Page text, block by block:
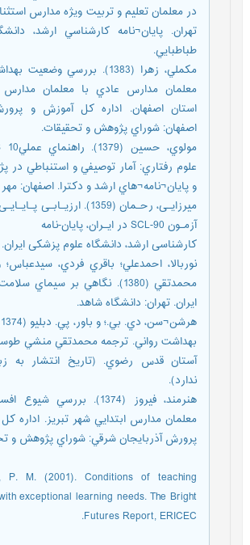
در معلمان تعليم و تربيت ويژه مدارس
تهران. پايان¬نامه كارشناسي ارشد،
طباطبایي.
مكملي، زهرا (1383). بررسي وضعيت
معلمان مدارس عادي با معلمان مدارس
استان اصفهان. اداره كل آموزش و
اصفهان: شوراي پژوهش و تحقيقات.
علوم رفتاري: آمار توصيفي و استنباطي در
و پايان¬نامه¬هاي ارشد و دكترا. اصفهان: مهر
ميرزايـی، رحـمان (1359). ارزیـابـی
آزمـون SCL-90 در ايـران، پايان-نامه
کارشناسی ارشد، دانشگاه علوم پزشکی ايران.
نوربالا، احمدعلي؛ باقري فردي، سيدعباس؛
محمدتقي (1380). نگاهي بر سيماي
ايران. تهران: دانشگاه شاهد.
بهداشت رواني. ترجمه محمدتقي منشي
آستان قدس رضوي. (تاریخ انتشار به
ندارد).
هنرمند، فيروز (1374). بررسي
معلمان مدارس ابتدايي شهر تبريز. اداره
پرورش آذربايجان شرقي: شوراي پژوهش و
P. M. (2001). Conditions of teaching
exceptional learning needs. The Bright
Futures Report, ERICEC.